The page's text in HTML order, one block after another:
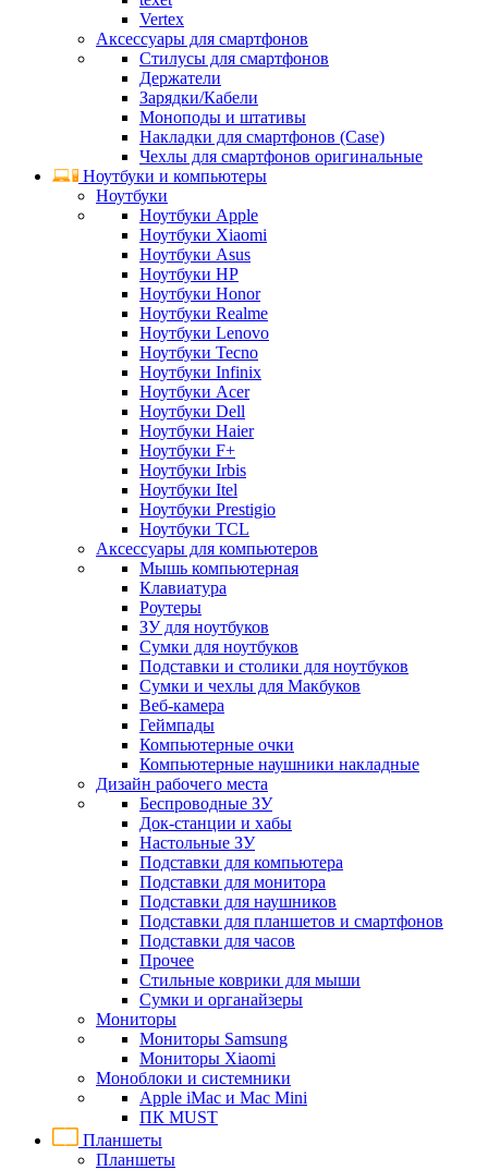
Vertex
Аксессуары для смартфонов
Стилусы для смартфонов
Держатели
Зарядки/Кабели
Моноподы и штативы
Накладки для смартфонов (Case)
Чехлы для смартфонов оригинальные
Ноутбуки и компьютеры
Ноутбуки
Ноутбуки Apple
Ноутбуки Xiaomi
Ноутбуки Asus
Ноутбуки HP
Ноутбуки Honor
Ноутбуки Realme
Ноутбуки Lenovo
Ноутбуки Tecno
Ноутбуки Infinix
Ноутбуки Acer
Ноутбуки Dell
Ноутбуки Haier
Ноутбуки F+
Ноутбуки Irbis
Ноутбуки Itel
Ноутбуки Prestigio
Ноутбуки TCL
Аксессуары для компьютеров
Мышь компьютерная
Клавиатура
Роутеры
ЗУ для ноутбуков
Сумки для ноутбуков
Подставки и столики для ноутбуков
Сумки и чехлы для Макбуков
Веб-камера
Геймпады
Компьютерные очки
Компьютерные наушники накладные
Дизайн рабочего места
Беспроводные ЗУ
Док-станции и хабы
Настольные ЗУ
Подставки для компьютера
Подставки для монитора
Подставки для наушников
Подставки для планшетов и смартфонов
Подставки для часов
Прочее
Стильные коврики для мыши
Сумки и органайзеры
Мониторы
Мониторы Samsung
Мониторы Xiaomi
Моноблоки и системники
Apple iMac и Mac Mini
ПК MUST
Планшеты
Планшеты